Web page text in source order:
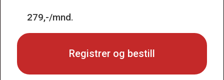
279,-/mnd.
Registrer og bestill